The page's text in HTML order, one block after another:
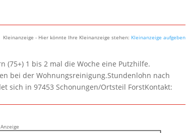
Kleinanzeige - Hier könnte Ihre Kleinanzeige stehen: Kleinanzeige aufgeben
(75+) 1 bis 2 mal die Woche eine Putzhilfe.
bei der Wohnungsreinigung.Stundenlohn nach
sich in 97453 Schonungen/Ortsteil ForstKontakt:
Anzeige